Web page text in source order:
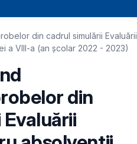
din cadrul simulării Evaluării
a VIII-a (an școlar 2022 - 2023)
din